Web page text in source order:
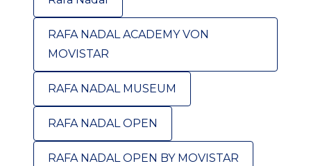
RAFA NADAL ACADEMY VON
MOVISTAR
RAFA NADAL MUSEUM
RAFA NADAL OPEN
RAFA NADAL OPEN BY MOVISTAR